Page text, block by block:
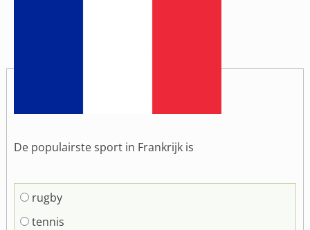
De populairste sport in Frankrijk is
rugby
tennis